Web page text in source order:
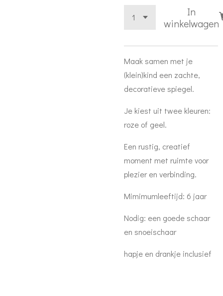
In
winkelwagen
Maak samen met je
(klein)kind een zachte,
decoratieve spiegel.
Je kiest uit twee kleuren:
roze of geel.
Een rustig, creatief
moment met ruimte voor
plezier en verbinding.
Mimimumleeftijd: 6 jaar
Nodig: een goede schaar
en snoeischaar
hapje en drankje inclusief